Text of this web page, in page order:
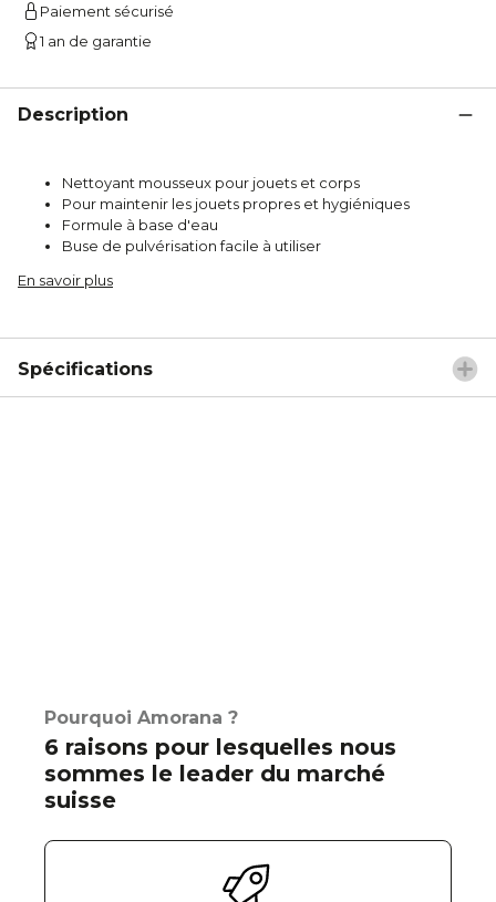
Paiement sécurisé
1 an de garantie
Description
Nettoyant mousseux pour jouets et corps
Pour maintenir les jouets propres et hygiéniques
Formule à base d'eau
Buse de pulvérisation facile à utiliser
En savoir plus
Spécifications
Pourquoi Amorana ?
6 raisons pour lesquelles nous
sommes le leader du marché
suisse